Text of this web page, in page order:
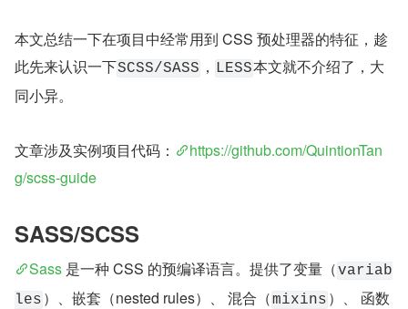
本文总结一下在项目中经常用到 CSS 预处理器的特征，趁
此先来认识一下SCSS/SASS ， LESS本文就不介绍了，大
同小异。
文章涉及实例项目代码：
https://github.com/QuintionTan
g/scss-guide
SASS/SCSS
Sass 是一种 CSS 的预编译语言。提供了变量（variab
les ）、嵌套（nested rules）、 混合（mixins ）、 函数